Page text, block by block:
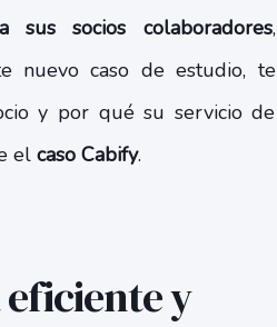
sus socios colaboradores,
nuevo caso de estudio, te
y por qué su servicio de
el caso Cabify.
y